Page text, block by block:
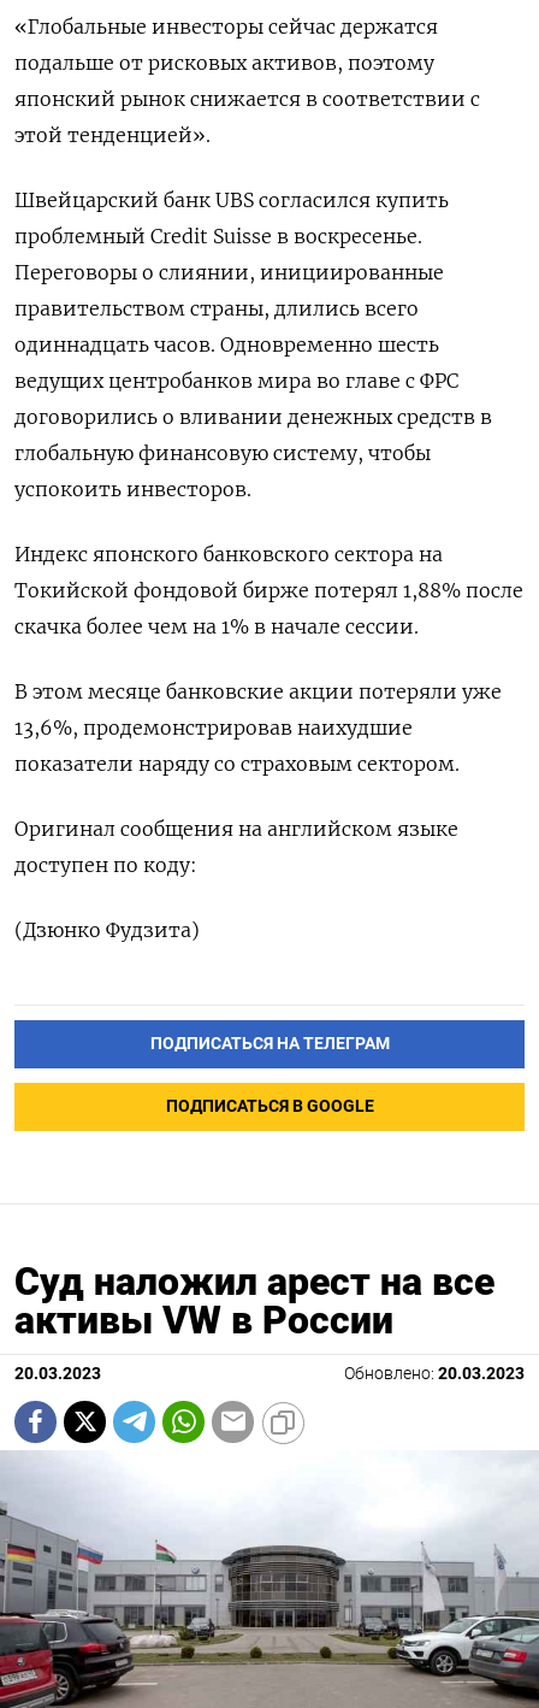
«Глобальные инвесторы сейчас держатся
подальше от рисковых активов, поэтому
японский рынок снижается в соответствии с
этой тенденцией».
Швейцарский банк UBS согласился купить
проблемный Credit Suisse в воскресенье.
Переговоры о слиянии, инициированные
правительством страны, длились всего
одиннадцать часов. Одновременно шесть
ведущих центробанков мира во главе с ФРС
договорились о вливании денежных средств в
глобальную финансовую систему, чтобы
успокоить инвесторов.
Индекс японского банковского сектора на
Токийской фондовой бирже потерял 1,88% после
скачка более чем на 1% в начале сессии.
В этом месяце банковские акции потеряли уже
13,6%, продемонстрировав наихудшие
показатели наряду со страховым сектором.
Оригинал сообщения на английском языке
доступен по коду:
(Дзюнко Фудзита)
ПОДПИСАТЬСЯ НА ТЕЛЕГРАМ
ПОДПИСАТЬСЯ В GOOGLE
Суд наложил арест на все
активы VW в России
20.03.2023 Обновлено: 20.03.2023